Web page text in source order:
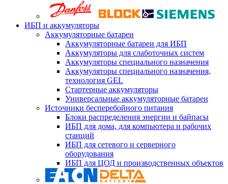
ИБП и аккумуляторы
Аккумуляторные батареи
Аккумуляторные батареи для ИБП
Аккумуляторы для слаботочных систем
Аккумуляторы специального назначения
Аккумуляторы специального назначения,
технология GEL
Стартерные аккумуляторы
Универсальные аккумуляторные батареи
Источники бесперебойного питания
Блоки распределения энергии и байпасы
ИБП для дома, для компьютера и рабочих
станций
ИБП для сетевого и серверного
оборудования
ИБП для ЦОД и производственных объектов